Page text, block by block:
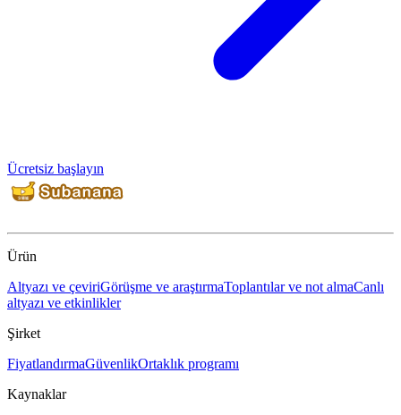
Ücretsiz başlayın
Ürün
Altyazı ve çeviriGörüşme ve araştırmaToplantılar ve not almaCanlı
altyazı ve etkinlikler
Şirket
FiyatlandırmaGüvenlikOrtaklık programı
Kaynaklar